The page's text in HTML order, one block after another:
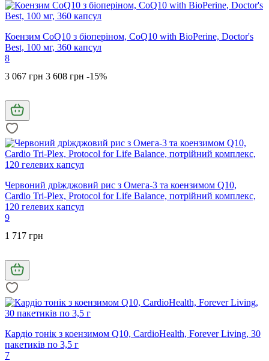
Коензим CoQ10 з біоперіном, CoQ10 with BioPerine, Doctor's
Best, 100 мг, 360 капсул
8
3 067 грн 3 608 грн -15%
Червоний дріжджовий рис з Омега-3 та коензимом Q10,
Cardio Tri-Plex, Protocol for Life Balance, потрійний комплекс,
120 гелевих капсул
9
1 717 грн
Кардіо тонік з коензимом Q10, CardioHealth, Forever Living, 30
пакетиків по 3,5 г
7